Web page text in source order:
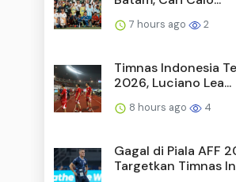
7 hours ago 2
Timnas Indonesia
2026, Luciano Lea...
8 hours ago 4
Gagal di Piala AFF
Targetkan Timnas